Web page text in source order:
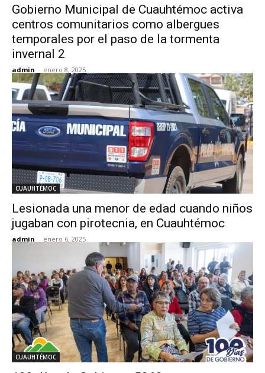
Gobierno Municipal de Cuauhtémoc activa
centros comunitarios como albergues
temporales por el paso de la tormenta
invernal 2
admin - enero 8, 2025
CUAUHTÉMOC
Lesionada una menor de edad cuando niños
jugaban con pirotecnia, en Cuauhtémoc
admin - enero 6, 2025
CUAUHTÉMOC